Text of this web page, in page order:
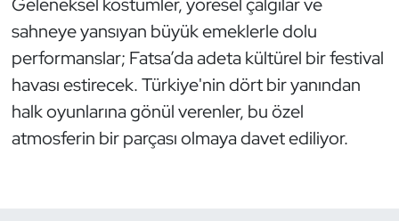
sahneye yansıyan büyük emeklerle dolu
performanslar; Fatsa’da adeta kültürel bir festival
havası estirecek. Türkiye'nin dört bir yanından
halk oyunlarına gönül verenler, bu özel
atmosferin bir parçası olmaya davet ediliyor.
Oryantiring
Özel Sporcular
Paralimpik